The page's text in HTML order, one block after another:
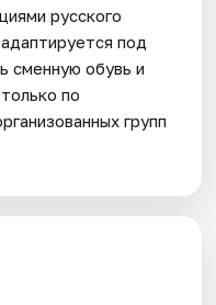
русского
под
сменную обувь и
по
групп